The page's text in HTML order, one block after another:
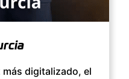
digitalizado, el